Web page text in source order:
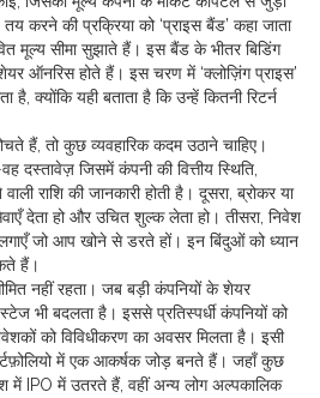
करने की प्रक्रिया को ‘प्राइस बैंड’ कहा जाता
मूल्य सीमा सुझाते हैं। इस बैंड के भीतर बिडिंग
ऑनरिस होते हैं। इस चरण में ‘क्लोज़िंग प्राइस’
है, क्योंकि यही बताता है कि उन्हें कितनी रिटर्न
हैं, तो कुछ व्यवहारिक कदम उठाने चाहिए।
दस्तावेज़ जिसमें कंपनी की वित्तीय स्थिति,
राशि की जानकारी होती है। दूसरा, ब्रोकर या
देता हो और उचित शुल्क लेता हो। तीसरा, निवेश
जो आप खोने से डरते हों। इन बिंदुओं को ध्यान
हैं।
नहीं रहता। जब बड़ी कंपनियों के शेयर
भी बदलता है। इससे प्रतिस्पर्धी कंपनियों को
को विविधीकरण का अवसर मिलता है। इसी
में एक आकर्षक जोड़ बनते हैं। जहाँ कुछ
में IPO में उतरते हैं, वहीं अन्य लोग अल्पकालिक